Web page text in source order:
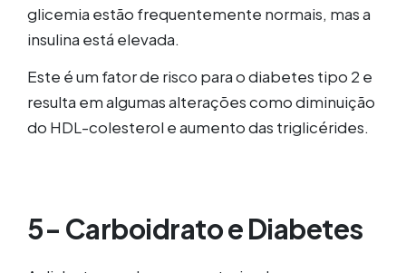
glicemia estão frequentemente normais, mas a
insulina está elevada.
Este é um fator de risco para o diabetes tipo 2 e
resulta em algumas alterações como diminuição
do HDL-colesterol e aumento das triglicérides.
5- Carboidrato e Diabetes